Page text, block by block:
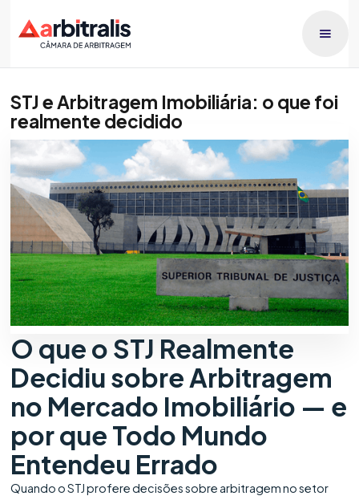
STJ e Arbitragem Imobiliária: o que foi
realmente decidido
Giully Bianchini
Publicado dia
15/6/2026
O que o STJ Realmente
Decidiu sobre Arbitragem
no Mercado Imobiliário — e
por que Todo Mundo
Entendeu Errado
Quando o STJ profere decisões sobre arbitragem no setor